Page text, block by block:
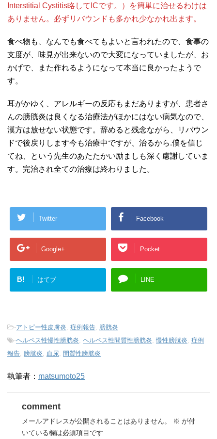
Interstitial Cystitis略してICです。）を簡単に治せるわけは
ありません。必ずリバウンドも多かれ少なかれ出ます。
食べ物も、なんでも食べてもよいと言われたので、食事の
支度が、味見が出来ないので大変になっていましたが、お
かげで、また作れるようになって本当に良かったようで
す。
耳がかゆく、アレルギーの反応もまだありますが、患者さ
んの膀胱炎は良くなる治療法がほかにはない病気なので、
漢方は放せない状態です。辞めると残念ながら、リバウン
ドで後戻りします今も治療中ですが、治るから.僕を信じ
てね、という先生のあたたかい励ましも深く慮謝していま
す。完治され全ての治療は終わりました。
Twitter Facebook
Google+ Pocket
B! はてブ LINE
-アトピー性皮膚炎 症例報告 膀胱炎
-ヘルペス性慢性膀胱炎 ヘルペス性間質性膀胱炎 慢性膀胱炎 症例
報告 膀胱炎 血尿 間質性膀胱炎
執筆者： matsumoto25
comment
メールアドレスが公開されることはありません。 ※ が付
いている欄は必須項目です